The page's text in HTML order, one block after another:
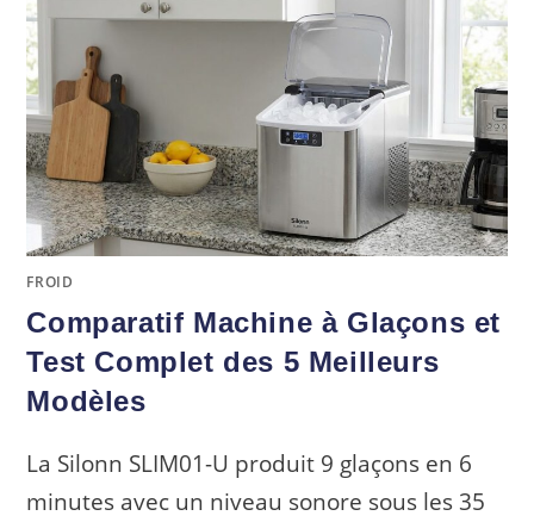
FROID
Comparatif Machine à Glaçons et
Test Complet des 5 Meilleurs
Modèles
La Silonn SLIM01-U produit 9 glaçons en 6
minutes avec un niveau sonore sous les 35